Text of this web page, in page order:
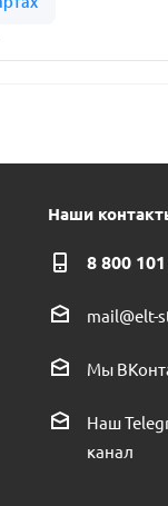
Наши
8 800
mail@elt-
Мы
Наш
канал